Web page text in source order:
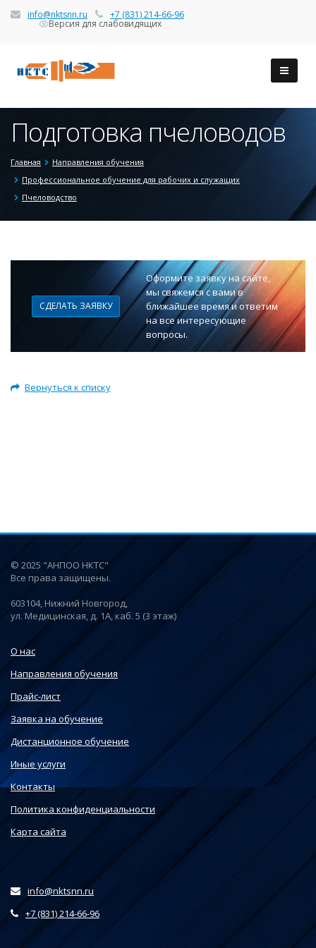
info@nktsnn.ru +7 (831) 214-66-96
Версия для слабовидящих
Подготовка пчеловодов
Главная
Направления обучения
Профессиональное обучение для рабочих и служащих
Пчеловодство
СДЕЛАТЬ ЗАЯВКУ
Оформите заявку на сайте,
мы свяжемся с вами в
ближайшее время и ответим
на все интересующие
вопросы.
Вернуться к списку
© 2025 "АНПОО НКТС"
Все права защищены.
603104, Нижний Новгород,
ул. Медицинская, д. 1А, каб. 5 (3 этаж)
О нас
Направления обучения
Прайс-лист
Заявка на обучение
Дистанционное обучение
Иные услуги
Контакты
Политика конфиденциальности
Карта сайта
info@nktsnn.ru
+7 (831) 214-66-96